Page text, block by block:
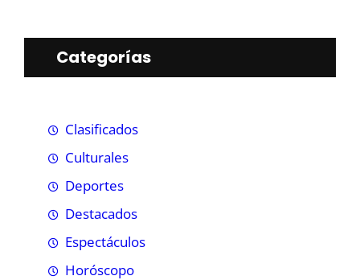
Categorías
Clasificados
Culturales
Deportes
Destacados
Espectáculos
Horóscopo